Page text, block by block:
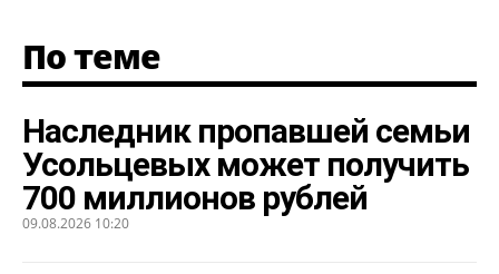
По теме
Наследник пропавшей семьи
Усольцевых может получить
700 миллионов рублей
09.08.2026 10:20